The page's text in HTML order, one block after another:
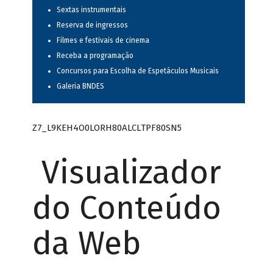
Sextas instrumentais
Reserva de ingressos
Filmes e festivais de cinema
Receba a programação
Concursos para Escolha de Espetáculos Musicais
Galeria BNDES
Z7_L9KEH4O0LORH80ALCLTPF80SN5
Visualizador
do Conteúdo
da Web